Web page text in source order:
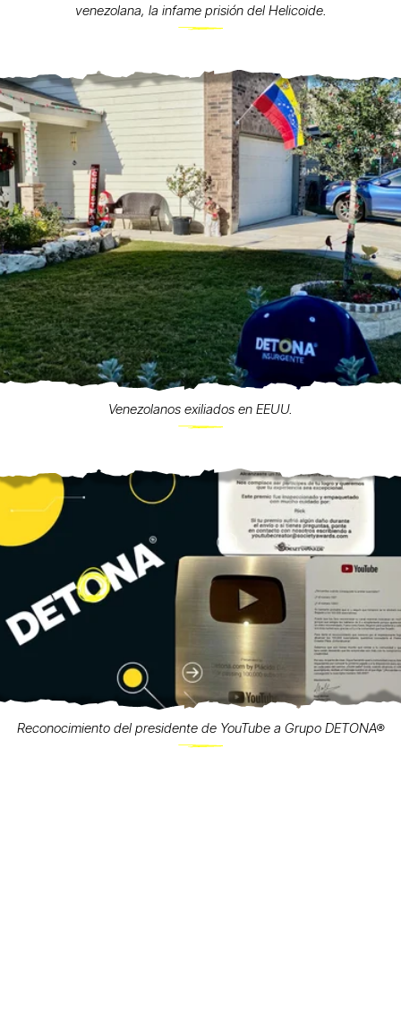
venezolana, la infame prisión del Helicoide.
Venezolanos exiliados en EEUU.
Reconocimiento del presidente de YouTube a Grupo DETONA®